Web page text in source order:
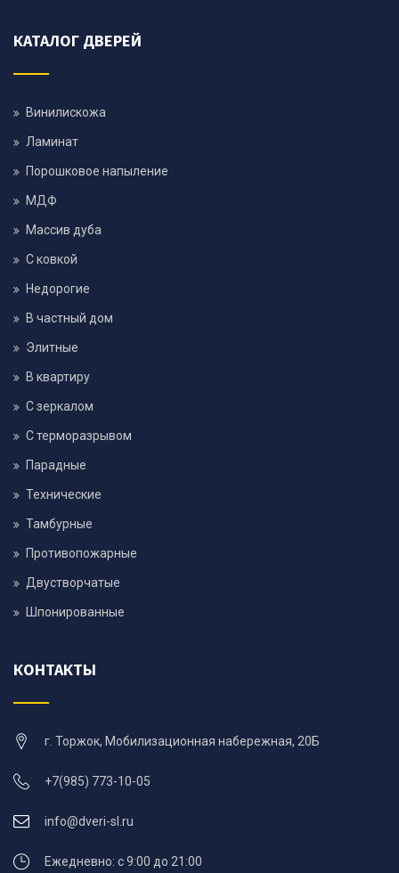
КАТАЛОГ ДВЕРЕЙ
Винилискожа
Ламинат
Порошковое напыление
МДФ
Массив дуба
С ковкой
Недорогие
В частный дом
Элитные
В квартиру
С зеркалом
С терморазрывом
Парадные
Технические
Тамбурные
Противопожарные
Двустворчатые
Шпонированные
КОНТАКТЫ
г. Торжок, Мобилизационная набережная, 20Б
+7(985) 773-10-05
info@dveri-sl.ru
Ежедневно: с 9:00 до 21:00